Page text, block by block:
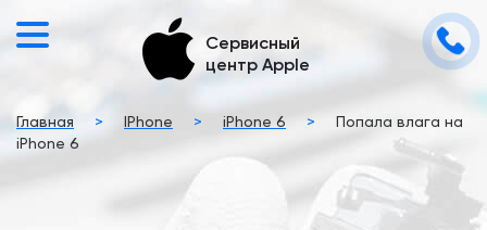
Сервисный
центр Apple
Главная > IPhone > iPhone 6 >
Попала влага на
iPhone 6